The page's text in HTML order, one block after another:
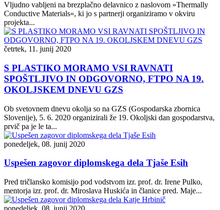
Vljudno vabljeni na brezplačno delavnico z naslovom »Thermally
Conductive Materials«, ki jo s partnerji organiziramo v okviru
projekta...
četrtek, 11. junij 2020
S PLASTIKO MORAMO VSI RAVNATI
SPOŠTLJIVO IN ODGOVORNO, FTPO NA 19.
OKOLJSKEM DNEVU GZS
Ob svetovnem dnevu okolja so na GZS (Gospodarska zbornica
Slovenije), 5. 6. 2020 organizirali že 19. Okoljski dan gospodarstva,
prvič pa je le ta...
ponedeljek, 08. junij 2020
Uspešen zagovor diplomskega dela Tjaše Esih
Pred tričlansko komisijo pod vodstvom izr. prof. dr. Irene Pulko,
mentorja izr. prof. dr. Miroslava Huskića in članice pred. Maje...